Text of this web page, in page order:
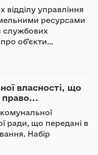
відділу управління
ресурсами
службових
об’єкти...
власності, що
право...
комунальної
ради, що передані в
Набір